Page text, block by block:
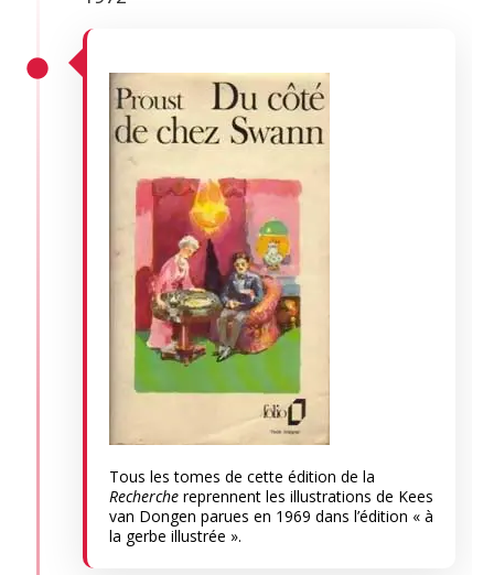
Tous les tomes de cette édition de la
Recherche reprennent les illustrations de Kees
van Dongen parues en 1969 dans l’édition « à
la gerbe illustrée ».